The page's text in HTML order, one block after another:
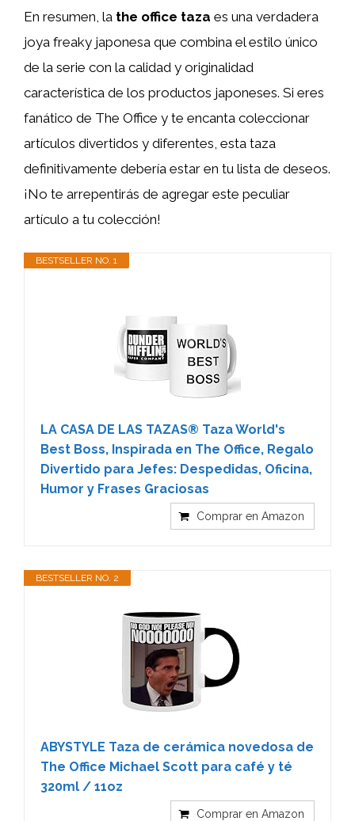
En resumen, la the office taza es una verdadera
joya freaky japonesa que combina el estilo único
de la serie con la calidad y originalidad
característica de los productos japoneses. Si eres
fanático de The Office y te encanta coleccionar
artículos divertidos y diferentes, esta taza
definitivamente debería estar en tu lista de deseos.
¡No te arrepentirás de agregar este peculiar
artículo a tu colección!
BESTSELLER NO. 1
LA CASA DE LAS TAZAS® Taza World's
Best Boss, Inspirada en The Office, Regalo
Divertido para Jefes: Despedidas, Oficina,
Humor y Frases Graciosas
Comprar en Amazon
BESTSELLER NO. 2
ABYSTYLE Taza de cerámica novedosa de
The Office Michael Scott para café y té
320ml / 11oz
Comprar en Amazon